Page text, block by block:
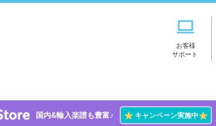
お客様
サポート
国内&輸入楽譜も豊富♪ ★キャンペーン実施中★